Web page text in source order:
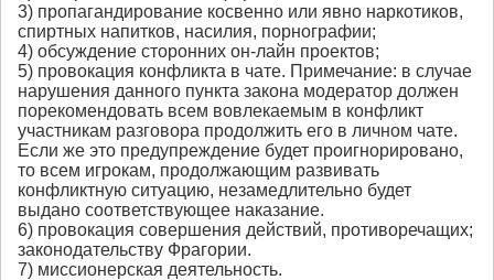
3) пропагандирование косвенно или явно наркотиков,
спиртных напитков, насилия, порнографии;
4) обсуждение сторонних он-лайн проектов;
5) провокация конфликта в чате. Примечание: в случае
нарушения данного пункта закона модератор должен
порекомендовать всем вовлекаемым в конфликт
участникам разговора продолжить его в личном чате.
Если же это предупреждение будет проигнорировано,
то всем игрокам, продолжающим развивать
конфликтную ситуацию, незамедлительно будет
выдано соответствующее наказание.
6) провокация совершения действий, противоречащих;
законодательству Фрагории.
7) миссионерская деятельность.